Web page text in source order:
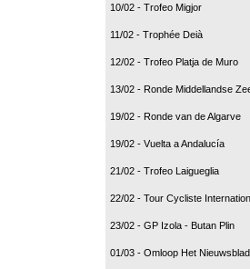
10/02 - Trofeo Migjor
11/02 - Trophée Deià
12/02 - Trofeo Platja de Muro
13/02 - Ronde Middellandse
19/02 - Ronde van de Algarve
19/02 - Vuelta a Andalucía
21/02 - Trofeo Laigueglia
22/02 - Tour Cycliste
23/02 - GP Izola - Butan Plin
01/03 - Omloop Het Nieuwsblad